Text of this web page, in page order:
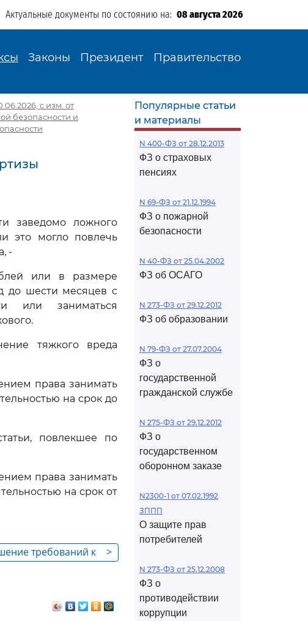
Актуальные документы по состоянию на: 08 августа 2026
Законы Президент Правительство
с изм. от
безопасности и
заведомо ложного
это могло повлечь
-
или в размере
до шести месяцев с
или заниматься
тяжкого вреда
права занимать
на срок до
повлекшее по
права занимать
на срок от
>
требований к
Популярные статьи
и материалы
N 400-ФЗ от 28.12.2013
ФЗ о страховых
пенсиях
N 69-ФЗ от 21.12.1994
ФЗ о пожарной
безопасности
N 40-ФЗ от 25.04.2002
ФЗ об ОСАГО
N 273-ФЗ от 29.12.2012
ФЗ об образовании
N 79-ФЗ от 27.07.2004
ФЗ о
государственной
гражданской службе
N 275-ФЗ от 29.12.2012
ФЗ о
государственном
оборонном заказе
N2300-1 от 07.02.1992
ЗППП
О защите прав
потребителей
N 273-ФЗ от 25.12.2008
ФЗ о
противодействии
коррупции